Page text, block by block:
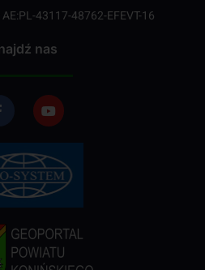
43117-48762-EFEVT-16
nas